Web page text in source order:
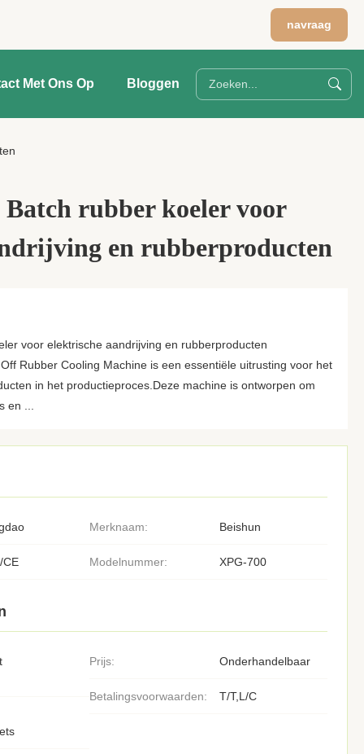
navraag
Met Ons Op Bloggen
rubber koeler voor
en rubberproducten
voor elektrische aandrijving en rubberproducten
Rubber Cooling Machine is een essentiële uitrusting voor het
in het productieproces.Deze machine is ontworpen om
en ...
Merknaam: Beishun
CE Modelnummer: XPG-700
Prijs: Onderhandelbaar
Betalingsvoorwaarden: T/T,L/C